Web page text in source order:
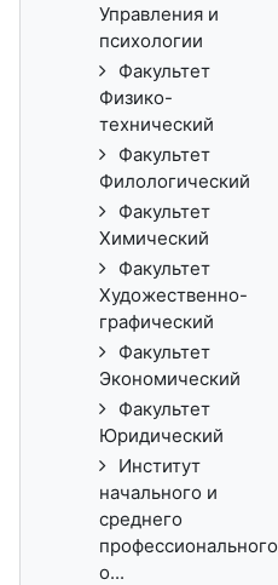
Управления и
психологии
Факультет
Физико-
технический
Факультет
Филологический
Факультет
Химический
Факультет
Художественно-
графический
Факультет
Экономический
Факультет
Юридический
Институт
начального и
среднего
профессионального
о...